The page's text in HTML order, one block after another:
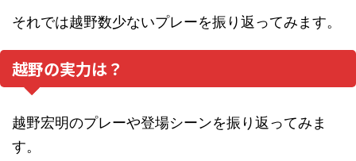
それでは越野数少ないプレーを振り返ってみます。
越野の実力は？
越野宏明のプレーや登場シーンを振り返ってみま
す。